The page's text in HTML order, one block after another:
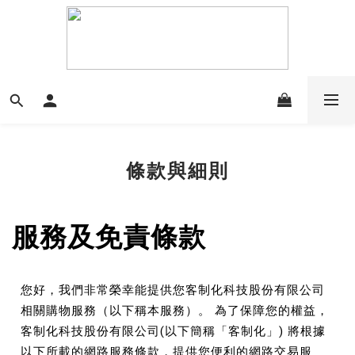
條款與細則
服務及免責條款
您好，我們非常榮幸能提供您客制化科技股份有限公司
相關購物服務（以下稱本服務）。 為了保障您的權益，
客制化科技股份有限公司(以下簡稱「客制化」) 將根據
以下所載的網路服務條款，提供您便利的網路交易服